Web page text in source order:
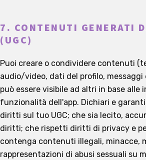
7. CONTENUTI GENERATI
(UGC)
Puoi creare o condividere contenuti
audio/video, dati del profilo, messaggi
può essere visibile ad altri in base alle
funzionalità dell'app. Dichiari e
diritti sul tuo UGC; che sia lecito,
diritti; che rispetti diritti di privacy e
contenga contenuti illegali, minacce,
rappresentazioni di abusi sessuali su